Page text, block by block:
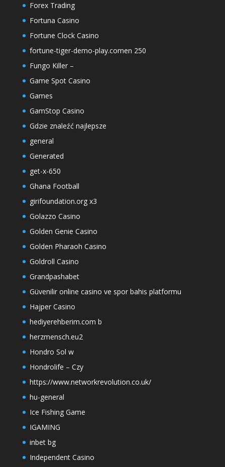
Forex Trading
Fortuna Casino
Fortune Clock Casino
fortune-tiger-demo-play.comen 250
Fungo Killer –
Game Spot Casino
Games
GamStop Casino
Gdzie znaleźć najlepsze
general
Generated
get-x-650
Ghana Football
girifoundation.org x3
Golazzo Casino
Golden Genie Casino
Golden Pharaoh Casino
Goldroll Casino
Grandpashabet
Güvenilir online casino ve spor bahis platformu
Hajper Casino
hediyerehberim.com b
herzmensch.eu2
Hondro Sol w
Hondrolife – Czy
https://www.networkrevolution.co.uk/
hu-general
Ice Fishing Game
IGAMING
inbet bg
Independent Casino